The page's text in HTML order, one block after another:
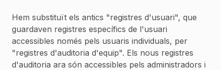
Hem substituït els antics "registres d'usuari", que
guardaven registres específics de l'usuari
accessibles només pels usuaris individuals, per
"registres d'auditoria d'equip". Els nous registres
d'auditoria ara són accessibles pels administradors i